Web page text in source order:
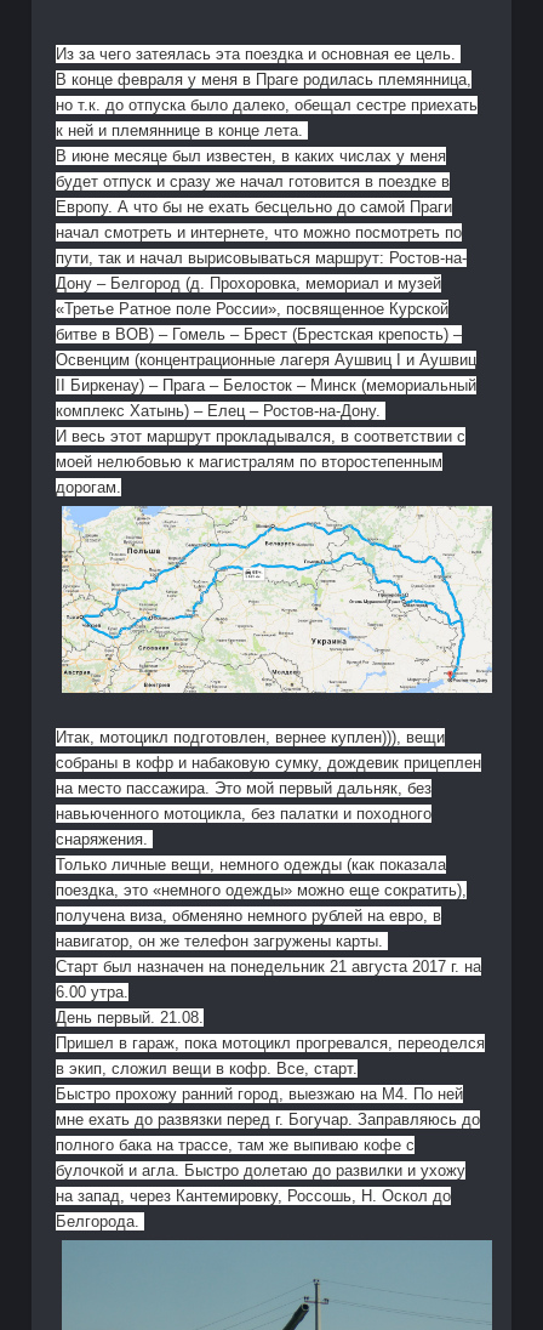
Из за чего затеялась эта поездка и основная ее цель.
В конце февраля у меня в Праге родилась племянница,
но т.к. до отпуска было далеко, обещал сестре приехать
к ней и племяннице в конце лета.
В июне месяце был известен, в каких числах у меня
будет отпуск и сразу же начал готовится в поездке в
Европу. А что бы не ехать бесцельно до самой Праги
начал смотреть и интернете, что можно посмотреть по
пути, так и начал вырисовываться маршрут: Ростов-на-
Дону – Белгород (д. Прохоровка, мемориал и музей
«Третье Ратное поле России», посвященное Курской
битве в ВОВ) – Гомель – Брест (Брестская крепость) –
Освенцим (концентрационные лагеря Аушвиц I и Аушвиц
II Биркенау) – Прага – Белосток – Минск (мемориальный
комплекс Хатынь) – Елец – Ростов-на-Дону.
И весь этот маршрут прокладывался, в соответствии с
моей нелюбовью к магистралям по второстепенным
дорогам.
Итак, мотоцикл подготовлен, вернее куплен))), вещи
собраны в кофр и набаковую сумку, дождевик прицеплен
на место пассажира. Это мой первый дальняк, без
навьюченного мотоцикла, без палатки и походного
снаряжения.
Только личные вещи, немного одежды (как показала
поездка, это «немного одежды» можно еще сократить),
получена виза, обменяно немного рублей на евро, в
навигатор, он же телефон загружены карты.
Старт был назначен на понедельник 21 августа 2017 г. на
6.00 утра.
День первый. 21.08.
Пришел в гараж, пока мотоцикл прогревался, переоделся
в экип, сложил вещи в кофр. Все, старт.
Быстро прохожу ранний город, выезжаю на М4. По ней
мне ехать до развязки перед г. Богучар. Заправляюсь до
полного бака на трассе, там же выпиваю кофе с
булочкой и агла. Быстро долетаю до развилки и ухожу
на запад, через Кантемировку, Россошь, Н. Оскол до
Белгорода.